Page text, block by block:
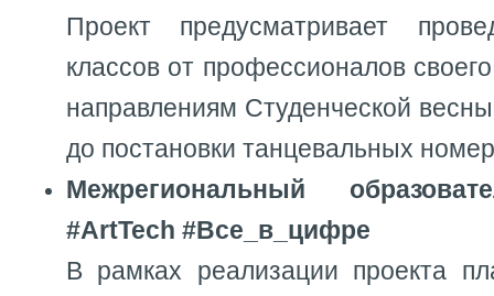
Проект предусматривает
классов от профессионалов
направлениям Студенческой
до постановки танцевальных
Межрегиональный
#ArtTech #Все_в_цифре
В рамках реализации проекта